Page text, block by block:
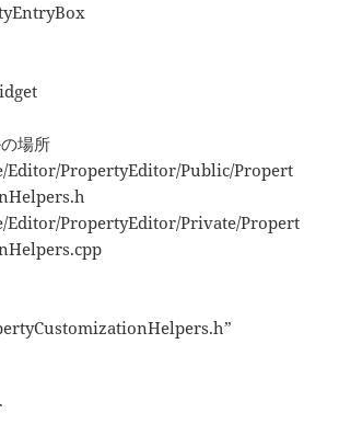
場所
Editor/PropertyEditor/Public/Propert
Editor/PropertyEditor/Private/Propert